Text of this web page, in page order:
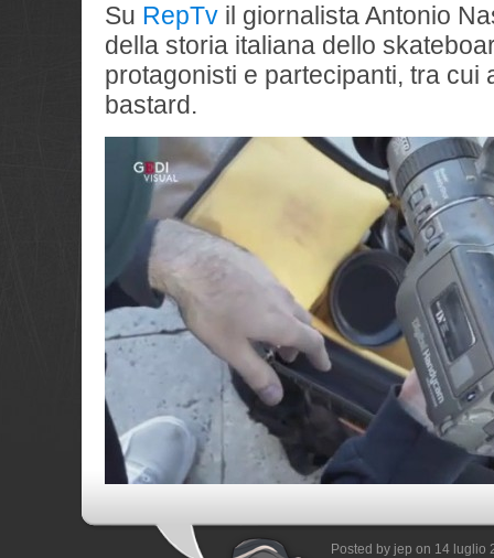
Su RepTv il giornalista Antonio
della storia italiana dello
protagonisti e partecipanti, tra cui
bastard.
Posted by jep on 14 luglio